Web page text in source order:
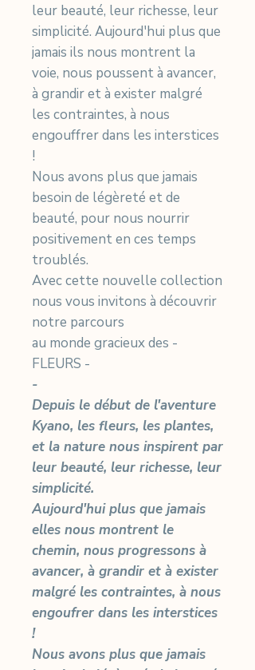
leur beauté, leur richesse, leur
simplicité. Aujourd'hui plus que
jamais ils nous montrent la
voie, nous poussent à avancer,
à grandir et à exister malgré
les contraintes, à nous
engouffrer dans les interstices
!
Nous avons plus que jamais
besoin de légèreté et de
beauté, pour nous nourrir
positivement en ces temps
troublés.
Avec cette nouvelle collection
nous vous invitons à découvrir
notre parcours
au monde gracieux des -
FLEURS -
-
Depuis le début de l'aventure
Kyano, les fleurs, les plantes,
et la nature nous inspirent par
leur beauté, leur richesse, leur
simplicité.
Aujourd'hui plus que jamais
elles nous montrent le
chemin, nous progressons à
avancer, à grandir et à exister
malgré les contraintes, à nous
engoufrer dans les interstices
!
Nous avons plus que jamais